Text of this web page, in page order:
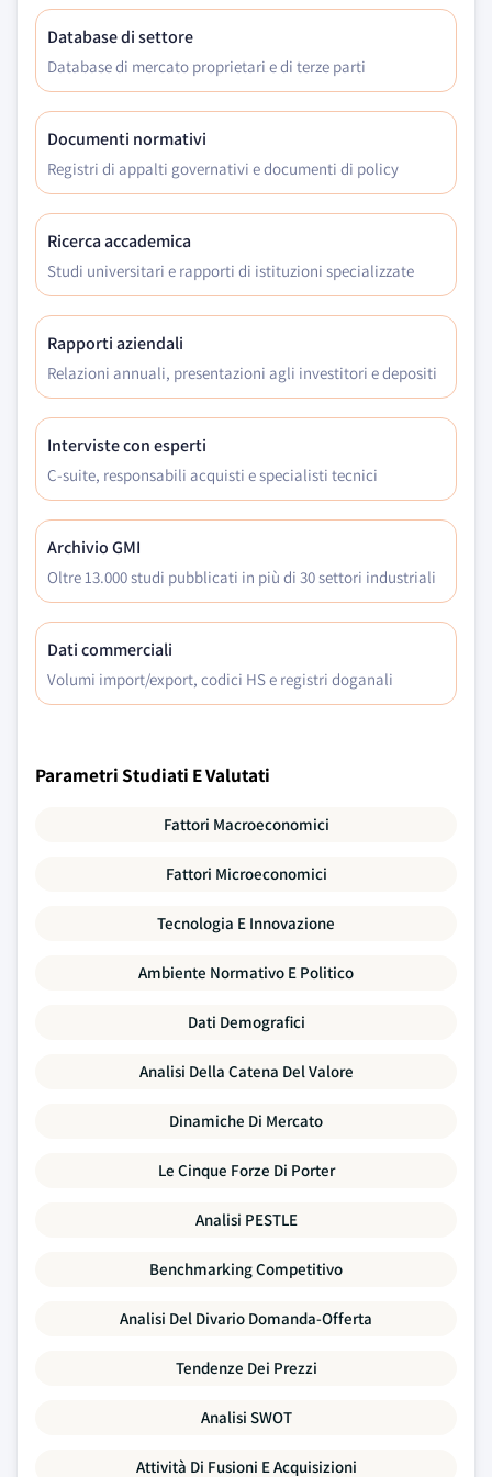
Database di settore
Database di mercato proprietari e di terze parti
Documenti normativi
Registri di appalti governativi e documenti di policy
Ricerca accademica
Studi universitari e rapporti di istituzioni specializzate
Rapporti aziendali
Relazioni annuali, presentazioni agli investitori e depositi
Interviste con esperti
C-suite, responsabili acquisti e specialisti tecnici
Archivio GMI
Oltre 13.000 studi pubblicati in più di 30 settori industriali
Dati commerciali
Volumi import/export, codici HS e registri doganali
Parametri Studiati E Valutati
Fattori Macroeconomici
Fattori Microeconomici
Tecnologia E Innovazione
Ambiente Normativo E Politico
Dati Demografici
Analisi Della Catena Del Valore
Dinamiche Di Mercato
Le Cinque Forze Di Porter
Analisi PESTLE
Benchmarking Competitivo
Analisi Del Divario Domanda-Offerta
Tendenze Dei Prezzi
Analisi SWOT
Attività Di Fusioni E Acquisizioni